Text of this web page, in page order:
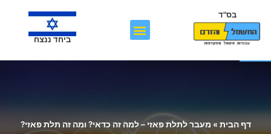
פתח סרגל נגישות
בס"ד
ביחד ננצח
דף הבית » מעבר לתלת פאזי – למה זה כדאי? ומה זה תלת פאזי?